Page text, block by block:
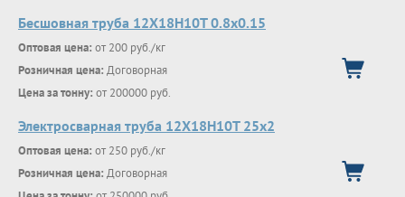
Бесшовная труба 12Х18Н10Т 0.8х0.15
Оптовая цена: от 200 руб./кг
Розничная цена: Договорная
Цена за тонну: от 200000 руб.
Электросварная труба 12Х18Н10Т 25х2
Оптовая цена: от 250 руб./кг
Розничная цена: Договорная